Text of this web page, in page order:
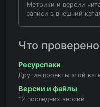
Метрики и версии
записи в внешний
Что проверено
Ресурспаки
Другие проекты этой
Версии и файлы
12 последних версий